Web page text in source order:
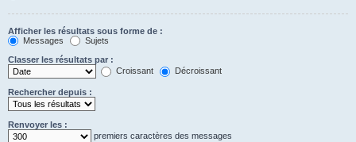
Afficher les résultats sous forme de :
Messages
Sujets
Classer les résultats par :
Croissant
Décroissant
Rechercher depuis :
Renvoyer les :
premiers caractères des messages